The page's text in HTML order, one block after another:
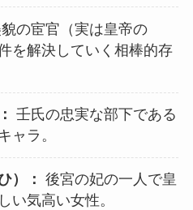
の宦官（実は皇帝の
を解決していく相棒的存
壬氏の忠実な部下である
ャラ。
）： 後宮の妃の一人で皇
い気高い女性。